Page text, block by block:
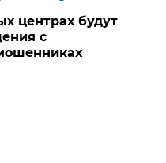
центрах будут
с